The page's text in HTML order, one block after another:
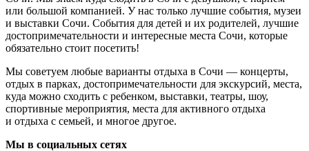
или большой компанией. У нас только лучшие события, музеи
и выставки Сочи. События для детей и их родителей, лучшие
достопримечательности и интересные места Сочи, которые
обязательно стоит посетить!
Мы советуем любые варианты отдыха в Сочи — концерты,
отдых в парках, достопримечательности для экскурсий, места,
куда можно сходить с ребенком, выставки, театры, шоу,
спортивные мероприятия, места для активного отдыха
и отдыха с семьей, и многое другое.
Мы в социальных сетях